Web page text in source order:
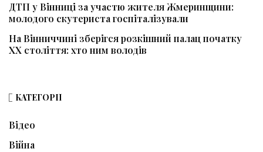
ДТП у Вінниці за участю жителя Жмеринщини:
молодого скутериста госпіталізували
На Вінниччині зберігся розкішний палац початку
ХХ століття: хто ним володів
КАТЕГОРІЇ
Відео
Війна